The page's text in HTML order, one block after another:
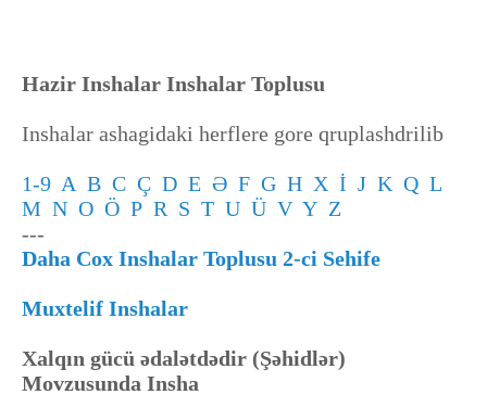
Hazir Inshalar Inshalar Toplusu
Inshalar ashagidaki herflere gore qruplashdrilib
1-9 A B C Ç D E Ə F G H X İ J K Q L
M N O Ö P R S T U Ü V Y Z
---
Daha Cox Inshalar Toplusu 2-ci Sehife
Muxtelif Inshalar
Xalqın gücü ədalətdədir (Şəhidlər)
Movzusunda Insha